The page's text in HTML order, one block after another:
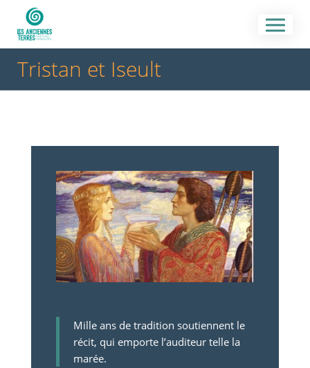
Tristan et Iseult
Mille ans de tradition soutiennent le
récit, qui emporte l’auditeur telle la
marée.